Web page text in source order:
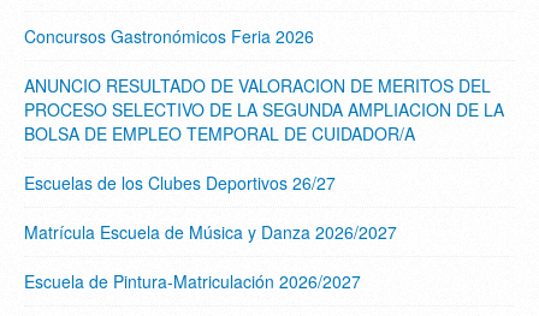
Concursos Gastronómicos Feria 2026
ANUNCIO RESULTADO DE VALORACION DE MERITOS DEL
PROCESO SELECTIVO DE LA SEGUNDA AMPLIACION DE LA
BOLSA DE EMPLEO TEMPORAL DE CUIDADOR/A
Escuelas de los Clubes Deportivos 26/27
Matrícula Escuela de Música y Danza 2026/2027
Escuela de Pintura-Matriculación 2026/2027